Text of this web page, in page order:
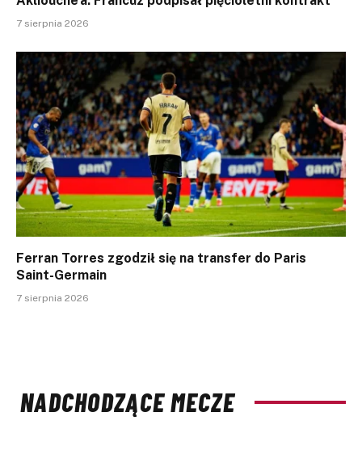
7 sierpnia 2026
Ferran Torres zgodził się na transfer do Paris
Saint-Germain
7 sierpnia 2026
NADCHODZĄCE MECZE